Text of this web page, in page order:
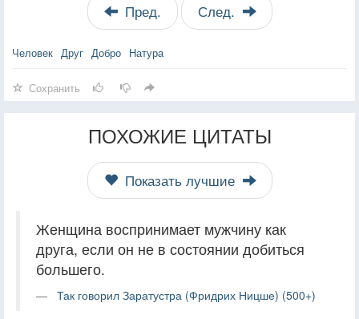
Пред. След.
Человек Друг Добро Натура
Сохранить
ПОХОЖИЕ ЦИТАТЫ
Показать лучшие
Женщина воспринимает мужчину как
друга, если он не в состоянии добиться
большего.
Так говорил Заратустра (Фридрих Ницше) (500+)